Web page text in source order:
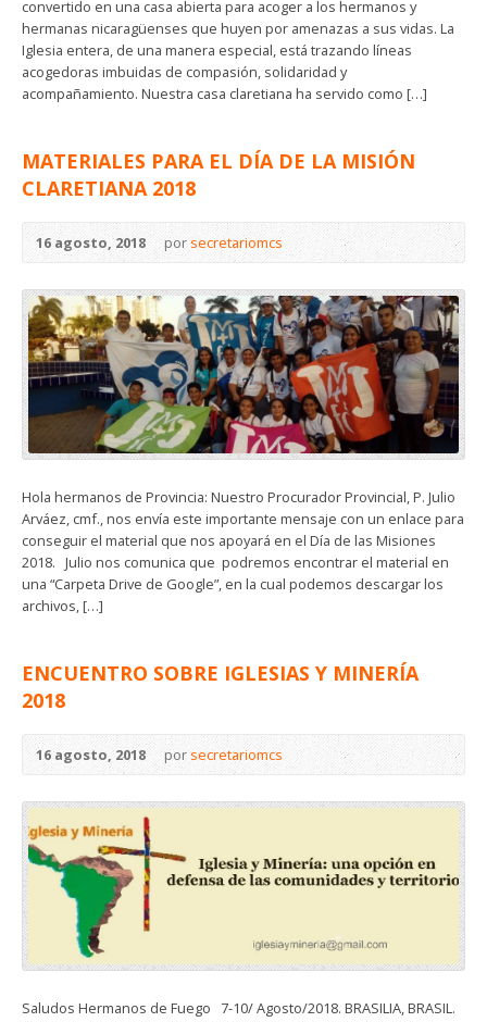
convertido en una casa abierta para acoger a los hermanos y
hermanas nicaragüenses que huyen por amenazas a sus vidas. La
Iglesia entera, de una manera especial, está trazando líneas
acogedoras imbuidas de compasión, solidaridad y
acompañamiento. Nuestra casa claretiana ha servido como […]
MATERIALES PARA EL DÍA DE LA MISIÓN
CLARETIANA 2018
16 agosto, 2018 porsecretariomcs
Hola hermanos de Provincia: Nuestro Procurador Provincial, P. Julio
Arváez, cmf., nos envía este importante mensaje con un enlace para
conseguir el material que nos apoyará en el Día de las Misiones
2018. Julio nos comunica que podremos encontrar el material en
una “Carpeta Drive de Google”, en la cual podemos descargar los
archivos, […]
ENCUENTRO SOBRE IGLESIAS Y MINERÍA
2018
16 agosto, 2018 porsecretariomcs
Saludos Hermanos de Fuego 7-10/ Agosto/2018. BRASILIA, BRASIL.